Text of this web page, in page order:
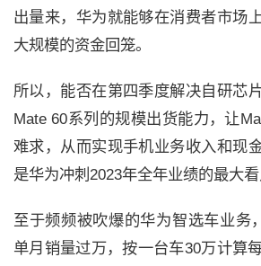
出量来，华为就能够在消费者市场
大规模的资金回笼。
所以，能否在第四季度解决自研芯
Mate 60系列的规模出货能力，让
难求，从而实现手机业务收入和现
是华为冲刺 2023年全年业绩的最大看
至于频频被吹爆的华为智选车业务
单月销量过万，按一台车30万计算